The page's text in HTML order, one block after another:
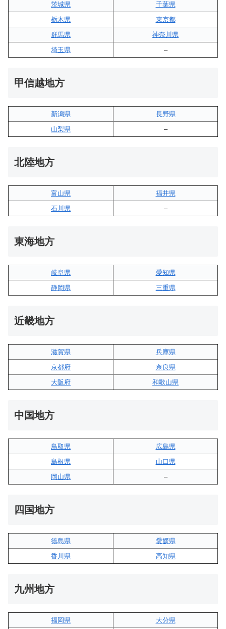
茨城県
千葉県
栃木県
東京都
群馬県
神奈川県
埼玉県
–
甲信越地方
新潟県
長野県
山梨県
–
北陸地方
富山県
福井県
石川県
–
東海地方
岐阜県
愛知県
静岡県
三重県
近畿地方
滋賀県
兵庫県
京都府
奈良県
大阪府
和歌山県
中国地方
鳥取県
広島県
島根県
山口県
岡山県
–
四国地方
徳島県
愛媛県
香川県
高知県
九州地方
福岡県 大分県